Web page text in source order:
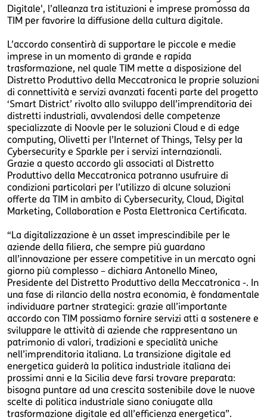
Digitale', l’alleanza tra istituzioni e imprese promossa da
TIM per favorire la diffusione della cultura digitale.
L’accordo consentirà di supportare le piccole e medie
imprese in un momento di grande e rapida
trasformazione, nel quale TIM mette a disposizione del
Distretto Produttivo della Meccatronica le proprie soluzioni
di connettività e servizi avanzati facenti parte del progetto
‘Smart District’ rivolto allo sviluppo dell’imprenditoria dei
distretti industriali, avvalendosi delle competenze
specializzate di Noovle per le soluzioni Cloud e di edge
computing, Olivetti per l’Internet of Things, Telsy per la
Cybersecurity e Sparkle per i servizi internazionali.
Grazie a questo accordo gli associati al Distretto
Produttivo della Meccatronica potranno usufruire di
condizioni particolari per l’utilizzo di alcune soluzioni
offerte da TIM in ambito di Cybersecurity, Cloud, Digital
Marketing, Collaboration e Posta Elettronica Certificata.
“La digitalizzazione è un asset imprescindibile per le
aziende della filiera, che sempre più guardano
all’innovazione per essere competitive in un mercato ogni
giorno più complesso – dichiara Antonello Mineo,
Presidente del Distretto Produttivo della Meccatronica -. In
una fase di rilancio della nostra economia, è fondamentale
individuare partner strategici: grazie all’importante
accordo con TIM possiamo fornire servizi atti a sostenere e
sviluppare le attività di aziende che rappresentano un
patrimonio di valori, tradizioni e specialità uniche
nell’imprenditoria italiana. La transizione digitale ed
energetica guiderà la politica industriale italiana dei
prossimi anni e la Sicilia deve farsi trovare preparata:
bisogna puntare ad una crescita sostenibile dove le nuove
scelte di politica industriale siano coniugate alla
trasformazione digitale ed all’efficienza energetica”.